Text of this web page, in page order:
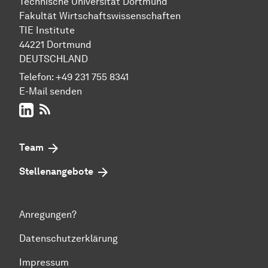
Fakultät Wirtschafts­wissen­schaften
TIE Institute
44221 Dort­mund
DEUTSCHLAND
Telefon: +49 231 755 8341
E-Mail senden
LinkedIn
Team
Stellenangebote
Anregungen?
Datenschutzerklärung
Impressum